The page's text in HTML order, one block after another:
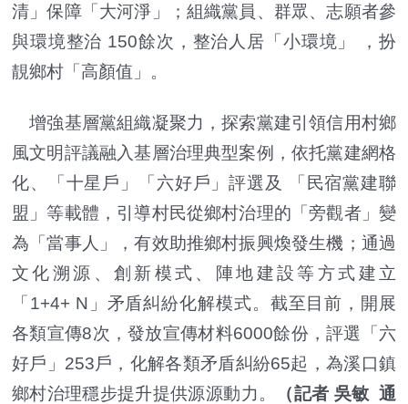
清」保障「大河淨」；組織黨員、群眾、志願者參
與環境整治 150餘次，整治人居「小環境」 ，扮
靚鄉村「高顏值」。
增強基層黨組織凝聚力，探索黨建引領信用村鄉
風文明評議融入基層治理典型案例，依托黨建網格
化、「十星戶」「六好戶」評選及 「民宿黨建聯
盟」等載體，引導村民從鄉村治理的「旁觀者」變
為「當事人」，有效助推鄉村振興煥發生機；通過
文化溯源、創新模式、陣地建設等方式建立
「1+4+ N」矛盾糾紛化解模式。截至目前，開展
各類宣傳8次，發放宣傳材料6000餘份，評選「六
好戶」253戶，化解各類矛盾糾紛65起，為溪口鎮
鄉村治理穩步提升提供源源動力。
（記者 吳敏 通